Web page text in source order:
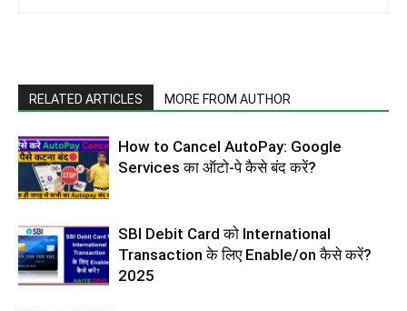
RELATED ARTICLES MORE FROM AUTHOR
How to Cancel AutoPay: Google
Services का ऑटो-पे कैसे बंद करें?
SBI Debit Card को International
Transaction के लिए Enable/on कैसे करें?
2025